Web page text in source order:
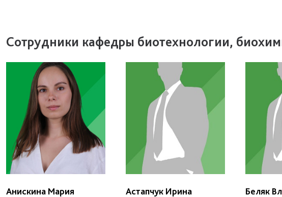
Сотрудники кафедры биотехнологии,
Анискина Мария
Астапчук Ирина
Беляк